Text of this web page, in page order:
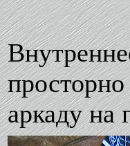
аркаду на